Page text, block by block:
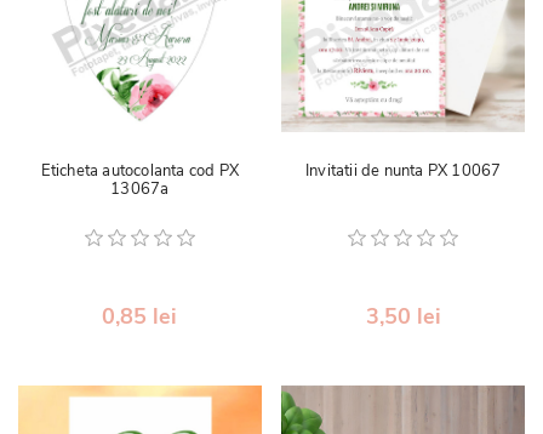
Eticheta autocolanta cod PX
13067a
0,85 lei
Invitatii de nunta PX 10067
3,50 lei